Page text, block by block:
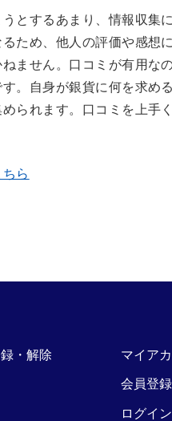
とするあまり、情報収集
ため、他人の評価や感想
ません。口コミが有用な
。自身が銀貨に何を求め
られます。口コミを上手
ら
・解除 マイア
会員登録
ログイン